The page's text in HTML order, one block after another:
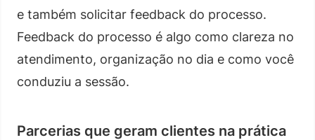
e também solicitar feedback do processo.
Feedback do processo é algo como clareza no
atendimento, organização no dia e como você
conduziu a sessão.
Parcerias que geram clientes na prática